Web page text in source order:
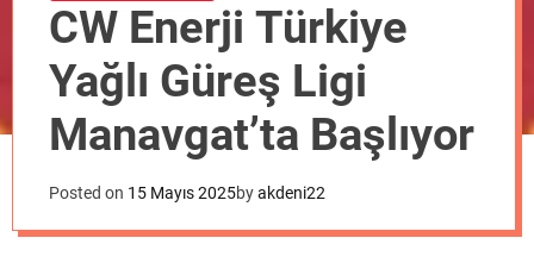
CW Enerji Türkiye
Yağlı Güreş Ligi
Manavgat’ta Başlıyor
Posted on 15 Mayıs 2025byakdeni22